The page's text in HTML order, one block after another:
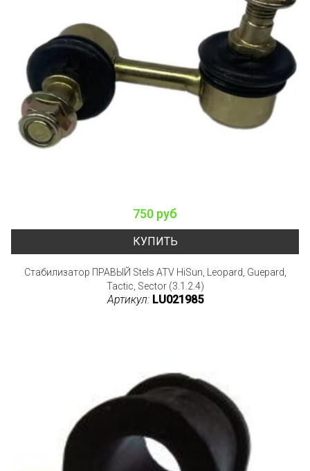
750 руб
КУПИТЬ
Стабилизатор ПРАВЫЙ Stels ATV HiSun, Leopard, Guepard,
Tactic, Sector (3.1.2.4)
Артикул: LU021985